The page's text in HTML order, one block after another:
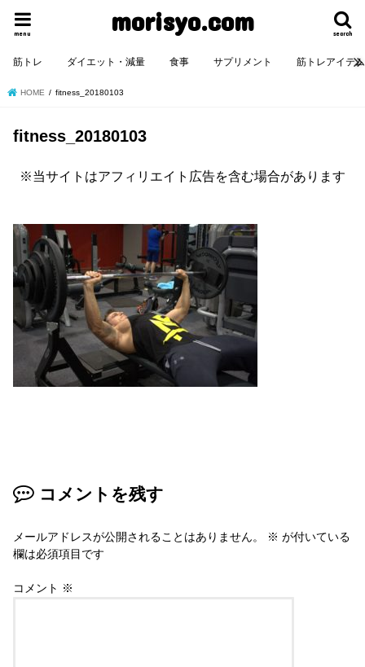
morisyo.com search
menu
筋トレ ダイエット・減量 食事 サプリメント 筋トレアイテム
HOME fitness_20180103
fitness_20180103
※当サイトはアフィリエイト広告を含む場合があります
コメントを残す
メールアドレスが公開されることはありません。 ※ が付いている
欄は必須項目です
コメント ※